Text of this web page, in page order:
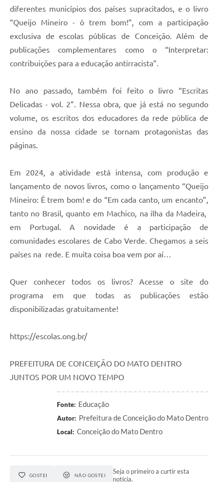
diferentes municípios dos países supracitados, e o livro
“Queijo Mineiro - ô trem bom!”, com a participação
exclusiva de escolas públicas de Conceição. Além de
publicações complementares como o “Interpretar:
contribuições para a educação antirracista”.
No ano passado, também foi feito o livro “Escritas
Delicadas - vol. 2”. Nessa obra, que já está no segundo
volume, os escritos dos educadores da rede pública de
ensino da nossa cidade se tornam protagonistas das
páginas.
Em 2024, a atividade está intensa, com produção e
lançamento de novos livros, como o lançamento “Queijo
Mineiro: Ê trem bom! e do “Em cada canto, um encanto”,
tanto no Brasil, quanto em Machico, na ilha da Madeira,
em Portugal. A novidade é a participação de
comunidades escolares de Cabo Verde. Chegamos a seis
países na rede. E muita coisa boa vem por aí…
Quer conhecer todos os livros? Acesse o site do
programa em que todas as publicações estão
disponibilizadas gratuitamente!
https://escolas.ong.br/
PREFEITURA DE CONCEIÇÃO DO MATO DENTRO
JUNTOS POR UM NOVO TEMPO
Fonte: Educação
Autor: Prefeitura de Conceição do Mato Dentro
Local: Conceição do Mato Dentro
GOSTEI NÃO GOSTEI
Seja o primeiro a curtir esta
notícia.